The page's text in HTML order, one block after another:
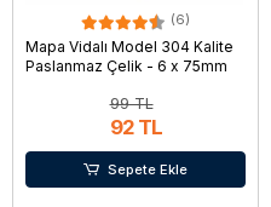
(6)
Mapa Vidalı Model 304 Kalite
Paslanmaz Çelik - 6 x 75mm
99 TL
92 TL
Sepete Ekle